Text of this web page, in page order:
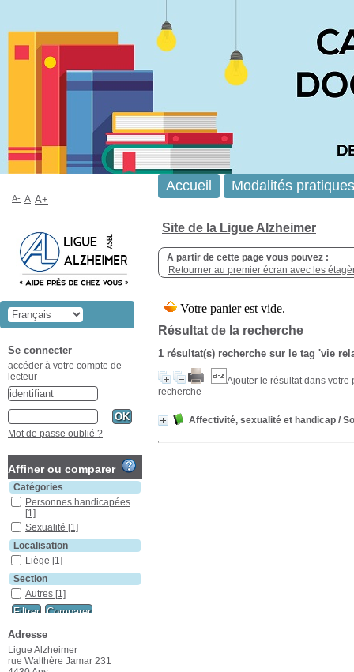
Site de la Ligue Alzheimer
A partir de cette page vous pouvez :
Retourner au premier écran avec les
Résultat de la recherche
1 résultat(s) recherche sur le tag 'vie
Ajouter le résultat dans votre
recherche
Affectivité, sexualité et handicap /
Accueil Modalités pratiques
A- A A+
Se connecter
accéder à votre compte de
lecteur
Mot de passe oublié ?
Affiner ou comparer
Catégories
Personnes handicapées
[1]
Sexualité [1]
Localisation
Liège [1]
Section
Autres [1]
Adresse
Ligue Alzheimer
rue Walthère Jamar 231